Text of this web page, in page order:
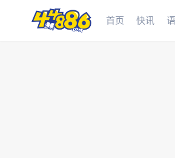
首页 快讯